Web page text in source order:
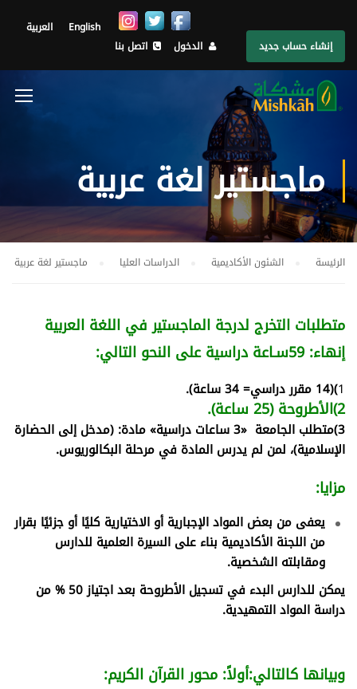
English
العربية
الدخول
اتصل بنا إنشاء حساب جديد
ماجستير لغة عربية
الرئيسة الشئون الأكاديمية الدراسات العليا ماجستير لغة عربية
متطلبات التخرج لدرجة الماجستير في اللغة العربية
إنهاء: 59سـاعة دراسية على النحو التالي:
1
)(14 مقرر دراسي= 34 ساعة).
2)الأطروحة (25 ساعة).
3)
متطلب الجامعة «3 ساعات دراسية» مادة: (مدخل إلى الحضارة
الإسلامية)، لمن لم يدرس المادة في مرحلة البكالوريوس.
مزايا:
يعفى من بعض المواد الإجبارية أو الاختيارية كليًا أو جزئيًا بقرار
من اللجنة الأكاديمية بناء على السيرة العلمية للدارس
ومقابلته الشخصية.
يمكن للدارس البدء في تسجيل الأطروحة بعد اجتياز 50 % من
دراسة المواد التمهيدية.
وبيانها كالتالي:أولاً: محور القرآن الكريم: